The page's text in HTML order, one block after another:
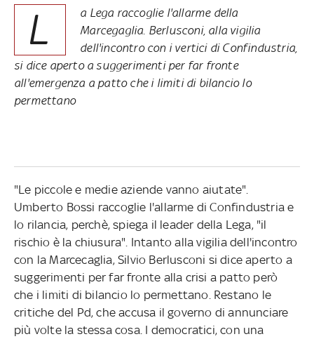
L
a Lega raccoglie l'allarme della
Marcegaglia. Berlusconi, alla vigilia
dell'incontro con i vertici di Confindustria,
si dice aperto a suggerimenti per far fronte
all'emergenza a patto che i limiti di bilancio lo
permettano
"Le piccole e medie aziende vanno aiutate".
Umberto Bossi raccoglie l'allarme di Confindustria e
lo rilancia, perchè, spiega il leader della Lega, "il
rischio è la chiusura". Intanto alla vigilia dell'incontro
con la Marcecaglia, Silvio Berlusconi si dice aperto a
suggerimenti per far fronte alla crisi a patto però
che i limiti di bilancio lo permettano. Restano le
critiche del Pd, che accusa il governo di annunciare
più volte la stessa cosa. I democratici, con una